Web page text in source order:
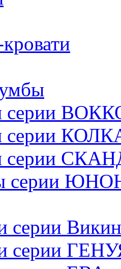
серии
серии
серии
серии
серии
серии